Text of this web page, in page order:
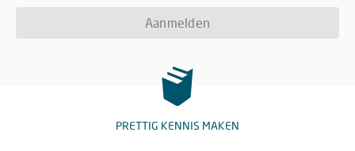
Aanmelden
PRETTIG KENNIS MAKEN